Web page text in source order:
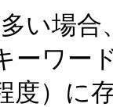
い場
ーワー
度）